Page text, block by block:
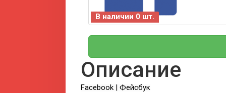
В наличии 0 шт.
Описание
Facebook | Фейсбук